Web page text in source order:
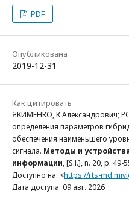
PDF
Опубликована
2019-12-31
Как цитировать
ЯКИМЕНКО, К Александрович;
определения параметров
обеспечения наименьшего
сигнала. Методы и
информации, [S.l.], n. 20, p. 49-
Доступно на: <https://rts-
Дата доступа: 09 авг. 2026